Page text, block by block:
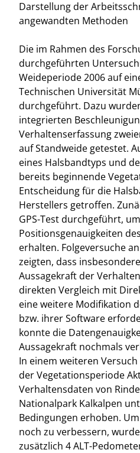
Darstellung der
angewandten Methoden
Die im Rahmen des
durchgeführten
Weideperiode 2006 auf
Technischen Universität
durchgeführt. Dazu
integrierten
Verhaltenserfassung
auf Standweide getestet.
eines Halsbandtyps und
bereits beginnende
Entscheidung für die
Herstellers getroffen.
GPS-Test durchgeführt,
Positionsgenauigkeiten
erhalten. Folgeversuche
zeigten, dass
Aussagekraft der
direkten Vergleich mit
eine weitere Modifikation
bzw. ihrer Software
konnte die
Aussagekraft nochmals
In einem weiteren
der Vegetationsperiode
Verhaltensdaten von
Nationalpark Kalkalpen
Bedingungen erhoben.
noch zu verbessern,
zusätzlich 4 ALT-